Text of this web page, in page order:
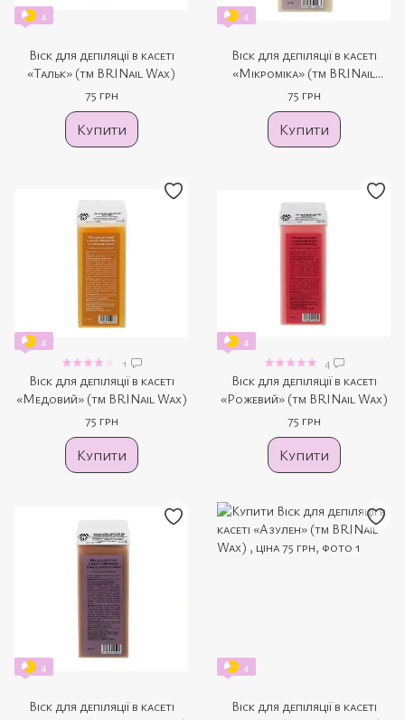
4
Віск для депіляції в касеті
«Тальк» (тм BRINail Wax)
75 грн
Купити
4
Віск для депіляції в касеті
«Мікроміка» (тм BRINail
Wax)
75 грн
Купити
4
1
Віск для депіляції в касеті
«Медовий» (тм BRINail Wax)
75 грн
Купити
4
4
Віск для депіляції в касеті
«Рожевий» (тм BRINail Wax)
75 грн
Купити
4
Віск для депіляції в касеті
4
Віск для депіляції в касеті